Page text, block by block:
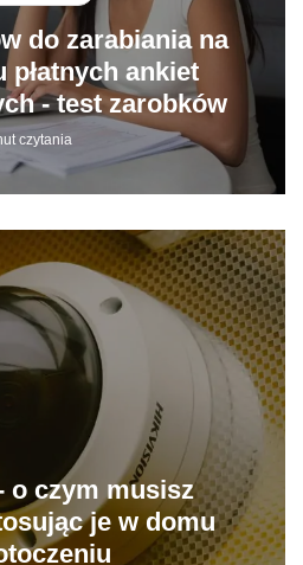
do zarabiania na
płatnych ankiet
- test zarobków
czytania
o czym musisz
je w domu